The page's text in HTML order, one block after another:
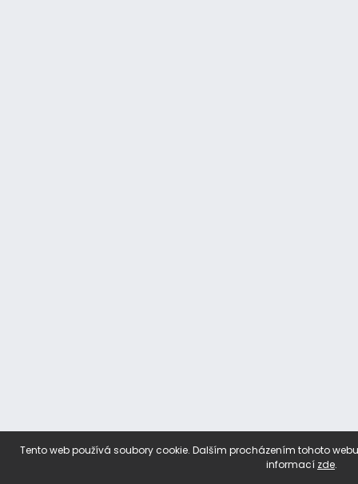
Tento web používá soubory cookie. Dalším procházením tohoto
informací zde.